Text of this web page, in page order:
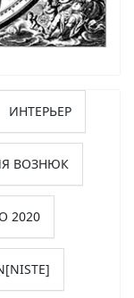
ИНТЕРЬЕР
ВОЗНЮК
2020